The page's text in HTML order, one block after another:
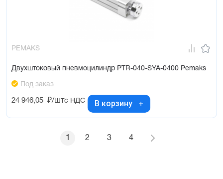
PEMAKS
Двухштоковый пневмоцилиндр PTR-040-SYA-0400 Pemaks
Под заказ
24 946,05 ₽/штс НДС В корзину
1 2 3 4